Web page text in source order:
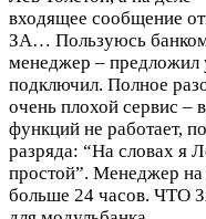
входящее сообщение
ЗА… Пользуюсь
менеджер – предложил
подключил. Полное
очень плохой сервис –
функций не работает,
разряда: “На словах я
простой”. Менеджер
больше 24 часов. ЧТО